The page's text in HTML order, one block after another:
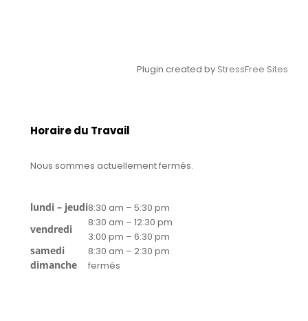
Plugin created by StressFree Sites
Horaire du Travail
Nous sommes actuellement fermés.
lundi – jeudi8:30 am – 5:30 pm
vendredi
8:30 am – 12:30 pm
3:00 pm – 6:30 pm
samedi
8:30 am – 2:30 pm
dimanche
fermés